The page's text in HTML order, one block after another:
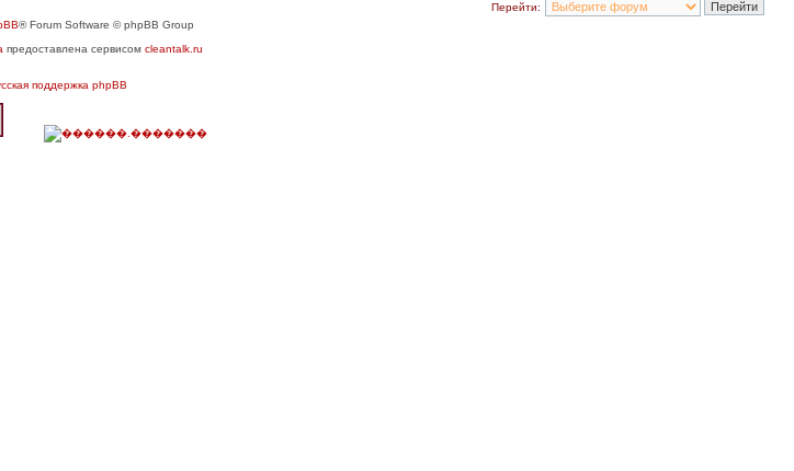
Перейти:
® Forum Software © phpBB Group
предоставлена сервисом cleantalk.ru
поддержка phpBB